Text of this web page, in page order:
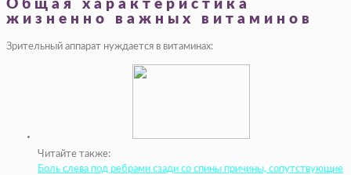
Общая характеристика
жизненно важных витаминов
Зрительный аппарат нуждается в витаминах:
Читайте также:
Боль слева под ребрами сзади со спины причины, сопутствующие